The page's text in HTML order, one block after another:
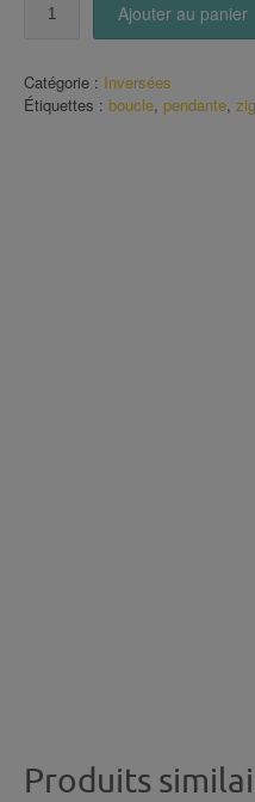
zig
zag
Ajouter au panier
Catégorie : Inversées
Étiquettes : boucle, pendante,
Produits